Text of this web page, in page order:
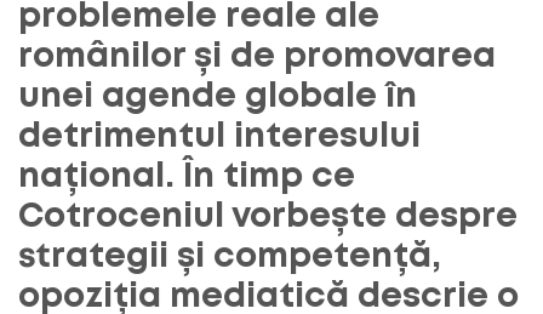
problemele reale ale
românilor și de promovarea
unei agende globale în
detrimentul interesului
național. În timp ce
Cotroceniul vorbește despre
strategii și competență,
opoziția mediatică descrie o